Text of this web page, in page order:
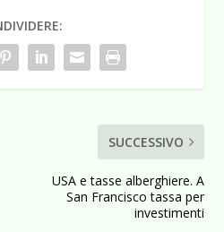
SUCCESSIVO
USA e tasse alberghiere. A
San Francisco tassa per
investimenti